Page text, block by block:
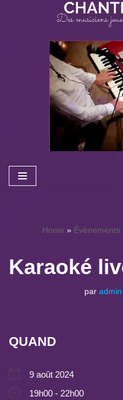
Home » Évènements
Karaoké
par admin
QUAND
9 août 2024
19h00 - 22h00